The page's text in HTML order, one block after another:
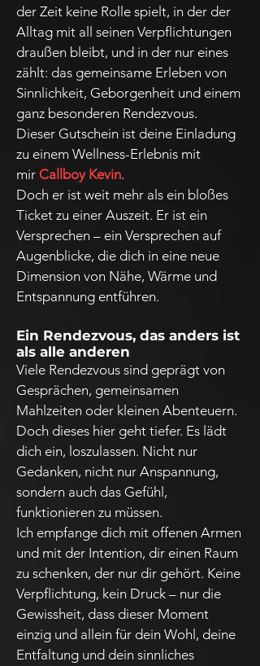
der Zeit keine Rolle spielt, in der der
Alltag mit all seinen Verpflichtungen
draußen bleibt, und in der nur eines
zählt: das gemeinsame Erleben von
Sinnlichkeit, Geborgenheit und einem
ganz besonderen Rendezvous.
Dieser Gutschein ist deine Einladung
zu einem Wellness-Erlebnis mit
mir Callboy Kevin.
Doch er ist weit mehr als ein bloßes
Ticket zu einer Auszeit. Er ist ein
Versprechen – ein Versprechen auf
Augenblicke, die dich in eine neue
Dimension von Nähe, Wärme und
Entspannung entführen.
Ein Rendezvous, das anders ist
als alle anderen
Viele Rendezvous sind geprägt von
Gesprächen, gemeinsamen
Mahlzeiten oder kleinen Abenteuern.
Doch dieses hier geht tiefer. Es lädt
dich ein, loszulassen. Nicht nur
Gedanken, nicht nur Anspannung,
sondern auch das Gefühl,
funktionieren zu müssen.
Ich empfange dich mit offenen Armen
und mit der Intention, dir einen Raum
zu schenken, der nur dir gehört. Keine
Verpflichtung, kein Druck – nur die
Gewissheit, dass dieser Moment
einzig und allein für dein Wohl, deine
Entfaltung und dein sinnliches